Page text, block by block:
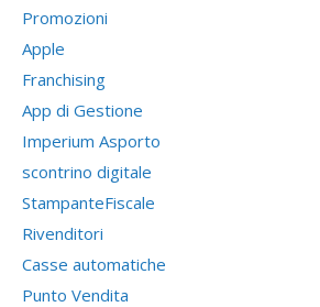
Promozioni
Apple
Franchising
App di Gestione
Imperium Asporto
scontrino digitale
StampanteFiscale
Rivenditori
Casse automatiche
Punto Vendita